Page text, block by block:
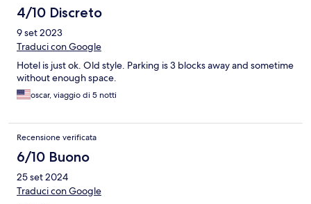
4/10 Discreto
9 set 2023
Traduci con Google
Hotel is just ok. Old style. Parking is 3 blocks away and sometime
without enough space.
oscar, viaggio di 5 notti
Recensione verificata
6/10 Buono
25 set 2024
Traduci con Google